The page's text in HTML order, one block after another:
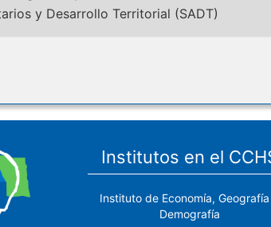
y Desarrollo Territorial (SADT)
Institutos en el
Instituto de Economía,
Demografía